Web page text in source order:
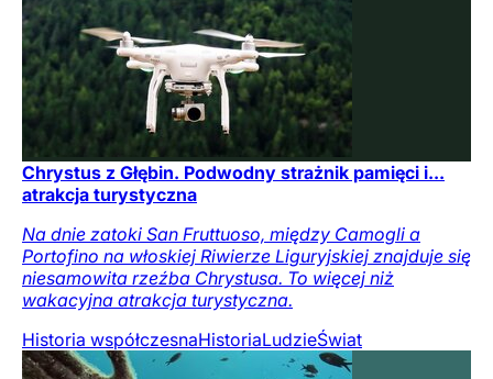
Chrystus z Głębin. Podwodny strażnik pamięci i...
atrakcja turystyczna
Na dnie zatoki San Fruttuoso, między Camogli a
Portofino na włoskiej Riwierze Liguryjskiej znajduje się
niesamowita rzeźba Chrystusa. To więcej niż
wakacyjna atrakcja turystyczna.
Historia współczesnaHistoriaLudzieŚwiat